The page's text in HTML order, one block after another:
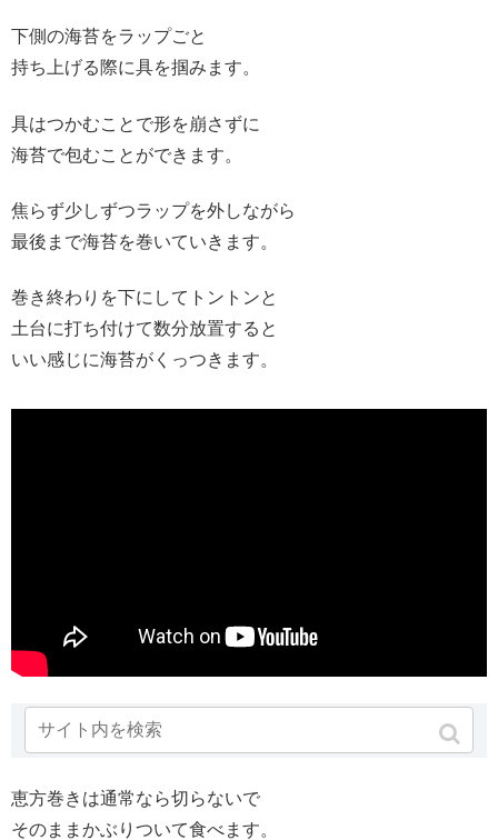
下側の海苔をラップごと
持ち上げる際に具を掴みます。
具はつかむことで形を崩さずに
海苔で包むことができます。
焦らず少しずつラップを外しながら
最後まで海苔を巻いていきます。
巻き終わりを下にしてトントンと
土台に打ち付けて数分放置すると
いい感じに海苔がくっつきます。
恵方巻きの上手な切り方
恵方巻きは通常なら切らないで
そのままかぶりついて食べます。